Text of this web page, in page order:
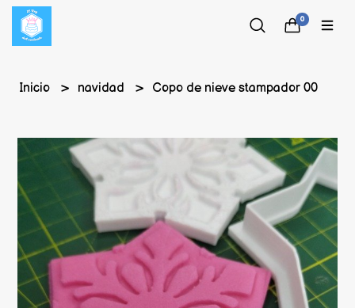
0
Inicio navidad Copo de nieve stampador 00